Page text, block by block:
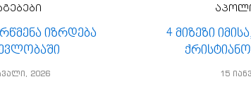
რწმენა იზრდება
2026
4 მიზეზი
15